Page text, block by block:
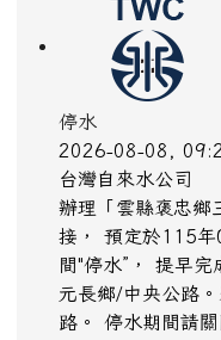
停水
2026-08-08,
台灣自來水公司
辦理「雲縣褒忠鄉
接， 預定於115
間"停水”， 提早
元長鄉/中央公路
路。 停水期間請